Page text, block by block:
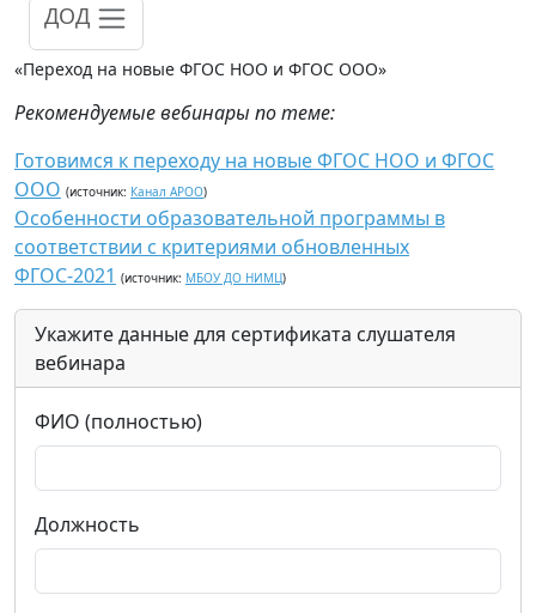
ДОД
«Переход на новые ФГОС НОО и ФГОС ООО»
Рекомендуемые вебинары по теме:
Готовимся к переходу на новые ФГОС НОО и ФГОС
ООО (источник: Канал АРОО)
Особенности образовательной программы в
соответствии с критериями обновленных
ФГОС-2021 (источник: МБОУ ДО НИМЦ)
Укажите данные для сертификата слушателя
вебинара
ФИО (полностью)
Должность